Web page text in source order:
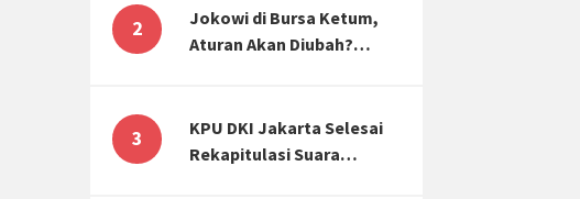
Mental-Finansial
2
Jokowi di Bursa Ketum,
Aturan Akan Diubah?
3
KPU DKI Jakarta Selesai
Rekapitulasi Suara